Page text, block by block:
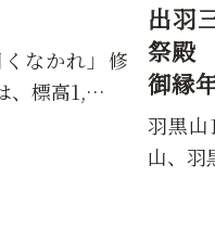
くなかれ」修
、標高1,…
出羽
祭殿
御縁
羽黒
山、羽